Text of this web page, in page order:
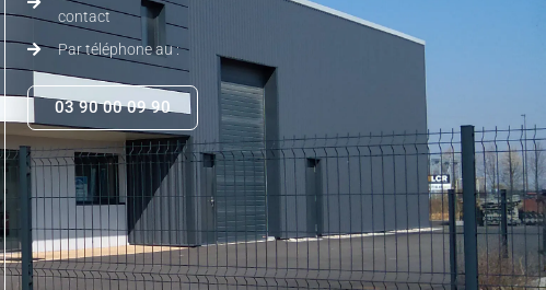
contact
Par téléphone au :
03 90 00 09 90